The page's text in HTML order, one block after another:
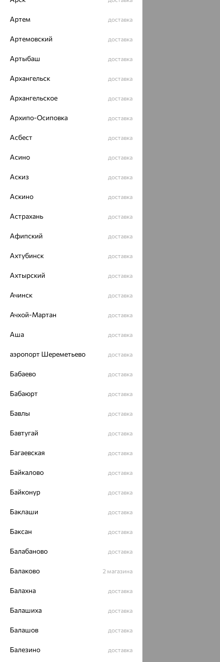
Артем доставка
Артемовский доставка
Артыбаш доставка
Архангельск доставка
Архангельское доставка
Архипо-Осиповка доставка
Асбест доставка
Асино доставка
Аскиз доставка
Аскино доставка
Астрахань доставка
Афипский доставка
Ахтубинск доставка
Ахтырский доставка
Ачинск доставка
Ачхой-Мартан доставка
Аша доставка
аэропорт Шереметьево доставка
Бабаево доставка
Бабаюрт доставка
Бавлы доставка
Бавтугай доставка
Багаевская доставка
Байкалово доставка
Байконур доставка
Баклаши доставка
Баксан доставка
Балабаново доставка
Балаково 2 магазина
Балахна доставка
Балашиха доставка
Балашов доставка
Балезино доставка